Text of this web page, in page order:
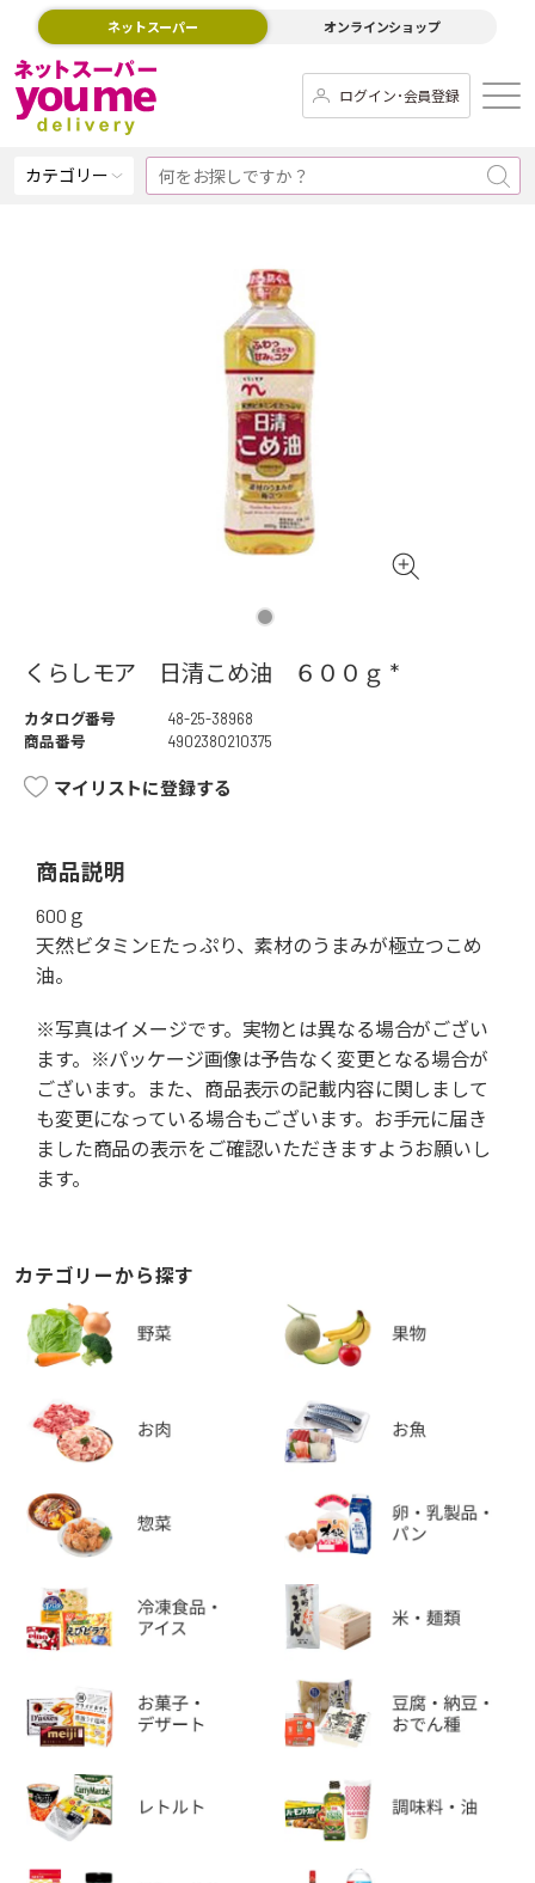
ネットスーパー オンラインショップ
ログイン･会員登録
カテゴリー
くらしモア 日清こめ油 ６００ｇ *
カタログ番号
48-25-38968
商品番号
4902380210375
マイリストに登録する
商品説明
600ｇ
天然ビタミンEたっぷり、素材のうまみが極立つこめ
油。
※写真はイメージです。実物とは異なる場合がござい
ます。※パッケージ画像は予告なく変更となる場合が
ございます。また、商品表示の記載内容に関しまして
も変更になっている場合もございます。お手元に届き
ました商品の表示をご確認いただきますようお願いし
ます。
カテゴリーから探す